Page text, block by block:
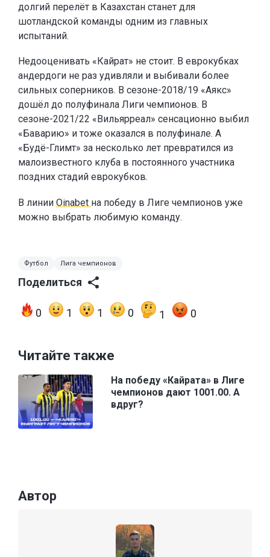
долгий перелёт в Казахстан станет для
шотландской команды одним из главных
испытаний.
Недооценивать «Кайрат» не стоит. В еврокубках
андердоги не раз удивляли и выбивали более
сильных соперников. В сезоне-2018/19 «Аякс»
дошёл до полуфинала Лиги чемпионов. В
сезоне-2021/22 «Вильярреал» сенсационно выбил
«Баварию» и тоже оказался в полуфинале. А
«Будё-Глимт» за несколько лет превратился из
малоизвестного клуба в постоянного участника
поздних стадий еврокубков.
В линии Oinabet на победу в Лиге чемпионов уже
можно выбрать любимую команду.
Футбол Лига чемпионов
Поделиться
0 1 1 0 1 0
Читайте также
На победу «Кайрата» в Лиге
чемпионов дают 1001.00. А
вдруг?
Автор